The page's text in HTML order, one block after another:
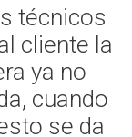
técnicos
cliente la
ya no
cuando
se da